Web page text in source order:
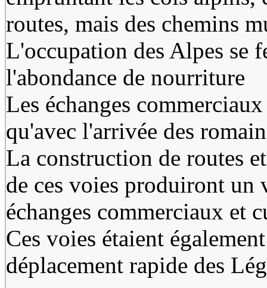
routes, mais des chemins
L'occupation des Alpes se
l'abondance de nourriture
Les échanges
qu'avec l'arrivée des
La construction de routes
de ces voies produiront un
échanges commerciaux et
Ces voies étaient
déplacement rapide des